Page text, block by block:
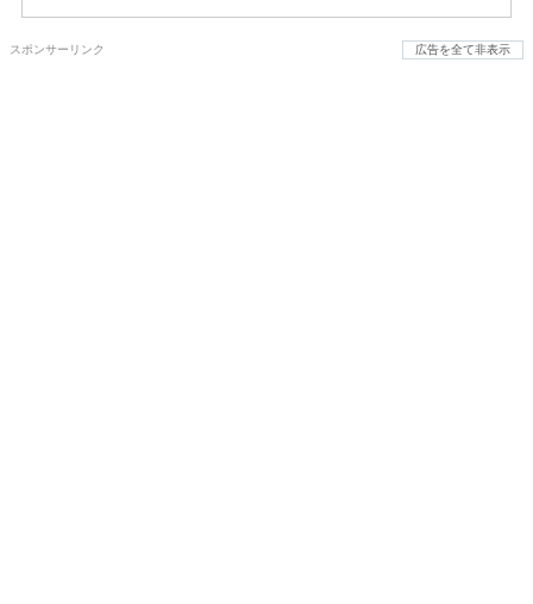
スポンサーリンク 広告を全て非表示